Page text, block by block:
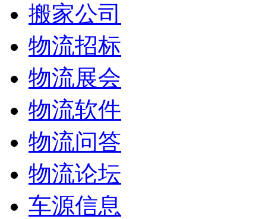
搬家公司
物流招标
物流展会
物流软件
物流问答
物流论坛
车源信息